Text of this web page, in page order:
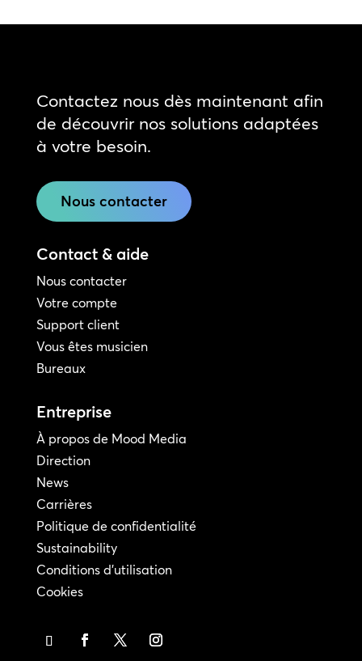
Contactez nous dès maintenant afin
de découvrir nos solutions adaptées
à votre besoin.
Nous contacter
Contact & aide
Nous contacter
Votre compte
Support client
Vous êtes musicien
Bureaux
Entreprise
À propos de Mood Media
Direction
News
Carrières
Politique de confidentialité
Sustainability
Conditions d'utilisation
Cookies